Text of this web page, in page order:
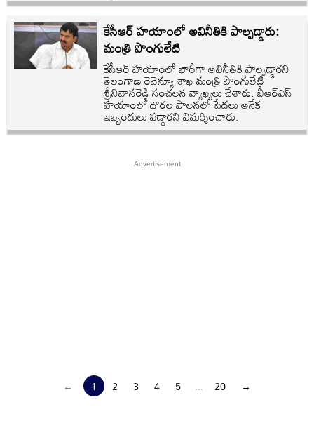
కేసీఆర్ హయాంలో అవినీతికి పాల్పడ్డారు:
మంత్రి పొంగులేటి
కేసీఆర్ హయాంలో భారీగా అవినీతికి పాల్పడ్డారని
తెలంగాణ రెవెన్యూ శాఖ మంత్రి పొంగులేటి
శ్రీనివాసరెడ్డి సంచలన వ్యాఖ్యలు చేశారు. బీఆర్ఎస్
హయాంలో దొరల పాలనలో పేదలు అనేక
ఇబ్బందులు పడ్డారని విమర్శించారు.
← 1 2 3 4 5 ... 20 →